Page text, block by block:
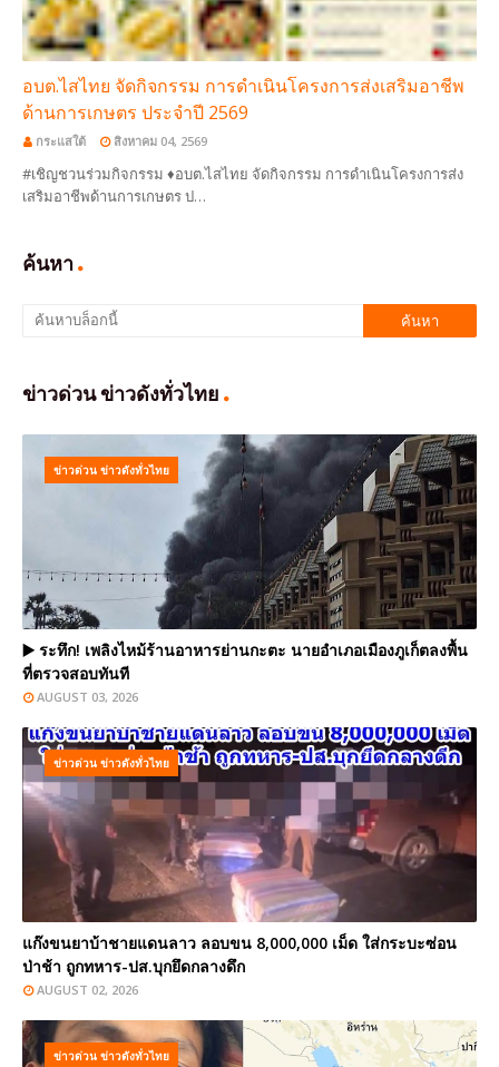
อบต.ไสไทย จัดกิจกรรม การดำเนินโครงการส่งเสริมอาชีพ
ด้านการเกษตร ประจำปี 2569
กระแสใต้ สิงหาคม 04, 2569
#เชิญชวนร่วมกิจกรรม ♦อบต.ไสไทย จัดกิจกรรม การดำเนินโครงการส่ง
เสริมอาชีพด้านการเกษตร ป…
ค้นหา
ข่าวด่วน ข่าวดังทั่วไทย
ข่าวด่วน ข่าวดังทั่วไทย
▶️ ระทึก! เพลิงไหม้ร้านอาหารย่านกะตะ นายอำเภอเมืองภูเก็ตลงพื้น
ที่ตรวจสอบทันที
AUGUST 03, 2026
ข่าวด่วน ข่าวดังทั่วไทย
แก๊งขนยาบ้าชายแดนลาว ลอบขน 8,000,000 เม็ด ใส่กระบะซ่อน
ป่าช้า ถูกทหาร-ปส.บุกยึดกลางดึก
AUGUST 02, 2026
ข่าวด่วน ข่าวดังทั่วไทย